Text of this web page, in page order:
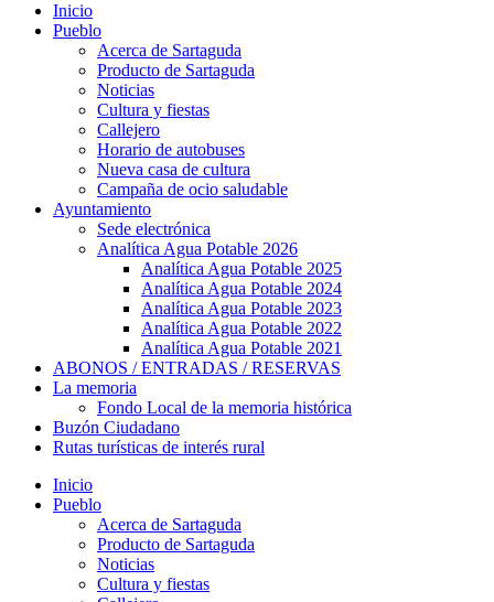
Inicio
Pueblo
Acerca de Sartaguda
Producto de Sartaguda
Noticias
Cultura y fiestas
Callejero
Horario de autobuses
Nueva casa de cultura
Campaña de ocio saludable
Ayuntamiento
Sede electrónica
Analítica Agua Potable 2026
Analítica Agua Potable 2025
Analítica Agua Potable 2024
Analítica Agua Potable 2023
Analítica Agua Potable 2022
Analítica Agua Potable 2021
ABONOS / ENTRADAS / RESERVAS
La memoria
Fondo Local de la memoria histórica
Buzón Ciudadano
Rutas turísticas de interés rural
Inicio
Pueblo
Acerca de Sartaguda
Producto de Sartaguda
Noticias
Cultura y fiestas